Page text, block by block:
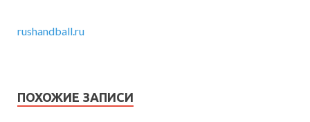
rushandball.ru
ПОХОЖИЕ ЗАПИСИ